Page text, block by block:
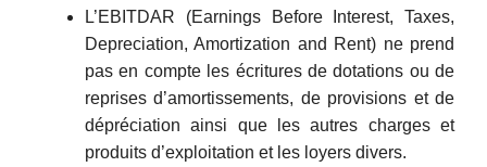
L’EBITDAR (Earnings Before Interest, Taxes,
Depreciation, Amortization and Rent) ne prend
pas en compte les écritures de dotations ou de
reprises d’amortissements, de provisions et de
dépréciation ainsi que les autres charges et
produits d’exploitation et les loyers divers.